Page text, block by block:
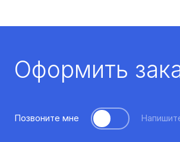
Оформить
Позвоните мне